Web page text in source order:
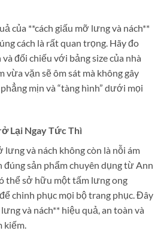
của **cách giấu mỡ lưng và nách**
cách là rất quan trọng. Hãy đo
đối chiếu với bảng size của nhà
vừa vặn sẽ ôm sát mà không gây
mịn và “tàng hình” dưới mọi
Lại Ngay Tức Thì
và nách không còn là nỗi ám
đúng sản phẩm chuyên dụng từ Ann
thể sở hữu một tấm lưng ong
chinh phục mọi bộ trang phục. Đây
và nách** hiệu quả, an toàn và
kiếm.